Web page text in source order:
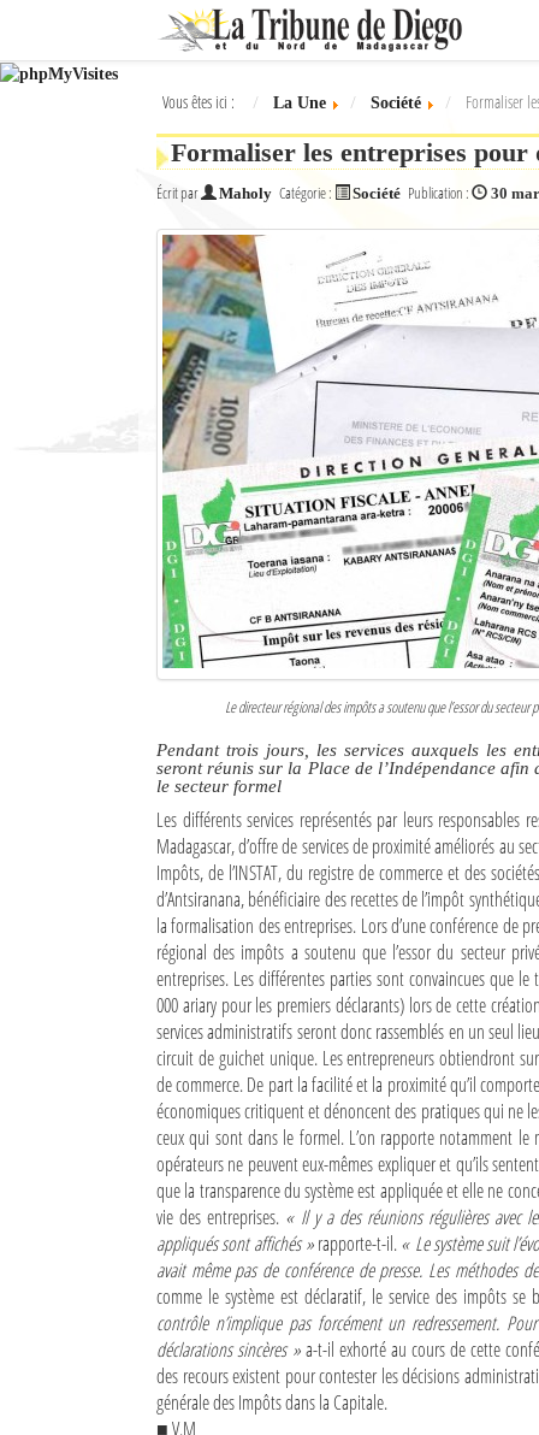
Ok
L'actualité à Diego Suarez
L'actualité du tourisme
Sites touristiques
Diego Suarez Pratique
Les Petites Annonces
La Tribune de Diego en PDF
Vous êtes ici : La Une Société Formaliser
Formaliser les entreprises pour
Écrit par Maholy Catégorie : Société Publication : 30
Le directeur régional des impôts a soutenu que l’essor du
Pendant trois jours, les services auxquels les
seront réunis sur la Place de l’Indépendance
le secteur formel
Les différents services représentés par leurs
Madagascar, d’offre de services de proximité améliorés au
Impôts, de l’INSTAT, du registre de commerce et des
d’Antsiranana, bénéficiaire des recettes de l’impôt
la formalisation des entreprises. Lors d’une conférence de
régional des impôts a soutenu que l’essor du secteur
entreprises. Les différentes parties sont convaincues que
000 ariary pour les premiers déclarants) lors de cette
services administratifs seront donc rassemblés en un seul
circuit de guichet unique. Les entrepreneurs obtiendront
de commerce. De part la facilité et la proximité qu’il
économiques critiquent et dénoncent des pratiques qui ne
ceux qui sont dans le formel. L’on rapporte notamment le
opérateurs ne peuvent eux-mêmes expliquer et qu’ils
que la transparence du système est appliquée et elle ne
vie des entreprises. « Il y a des réunions régulières avec
appliqués sont affichés »rapporte-t-il.« Le système suit
avait même pas de conférence de presse. Les méthodes
comme le système est déclaratif, le service des impôts
contrôle n’implique pas forcément un redressement.
déclarations sincères »a-t-il exhorté au cours de cette
des recours existent pour contester les décisions
générale des Impôts dans la Capitale.
■ V.M